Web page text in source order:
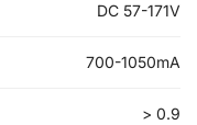
DC 57-171V
700-1050mA
> 0.9